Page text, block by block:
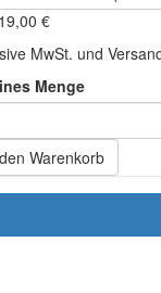
€
MwSt. und
Menge
Warenkorb